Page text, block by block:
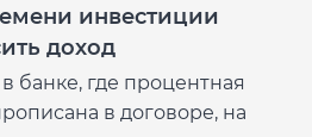
инвестиции
доход
банке, где процентная
в договоре, на